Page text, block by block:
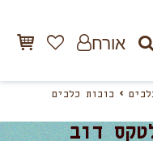
אורח
בובות כלבים
דוב